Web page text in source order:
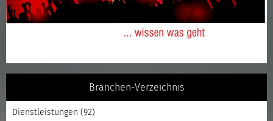
Branchen-Verzeichnis
Dienstleistungen (92)